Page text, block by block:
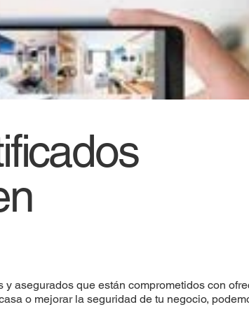
asegurados que están comprometidos con
o mejorar la seguridad de tu negocio,